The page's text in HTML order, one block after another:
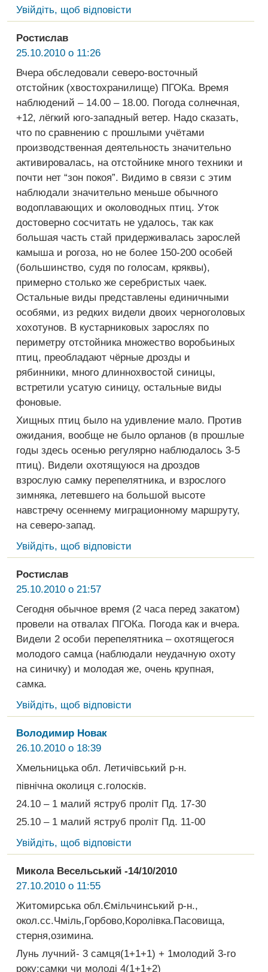
Увійдіть, щоб відповісти
Ростислав
25.10.2010 о 11:26
Вчера обследовали северо-восточный
отстойник (хвостохранилище) ПГОКа. Время
наблюдений – 14.00 – 18.00. Погода солнечная,
+12, лёгкий юго-западный ветер. Надо сказать,
что по сравнению с прошлыми учётами
производственная деятельность значительно
активировалась, на отстойнике много техники и
почти нет “зон покоя”. Видимо в связи с этим
наблюдали значительно меньше обычного
водоплавающих и околоводных птиц. Уток
достоверно сосчитать не удалось, так как
большая часть стай придерживалась зарослей
камыша и рогоза, но не более 150-200 особей
(большинство, судя по голосам, кряквы),
примерно столько же серебристых чаек.
Остальные виды представлены единичными
особями, из редких видели двоих черноголовых
хохотунов. В кустарниковых зарослях по
периметру отстойника множество воробьиных
птиц, преобладают чёрные дрозды и
рябинники, много длиннохвостой синицы,
встретили усатую синицу, остальные виды
фоновые.
Хищных птиц было на удивление мало. Против
ожидания, вообще не было орланов (в прошлые
годы здесь осенью регулярно наблюдалось 3-5
птиц). Видели охотящуюся на дроздов
взрослую самку перепелятника, и взрослого
зимняка, летевшего на большой высоте
навстречу осеннему миграционному маршруту,
на северо-запад.
Увійдіть, щоб відповісти
Ростислав
25.10.2010 о 21:57
Сегодня обычное время (2 часа перед закатом)
провели на отвалах ПГОКа. Погода как и вчера.
Видели 2 особи перепелятника – охотящегося
молодого самца (наблюдали неудачную охоту
на синичку) и молодая же, очень крупная,
самка.
Увійдіть, щоб відповісти
Володимир Новак
26.10.2010 о 18:39
Хмельницька обл. Летичівський р-н.
північна околиця с.голосків.
24.10 – 1 малий яструб проліт Пд. 17-30
25.10 – 1 малий яструб проліт Пд. 11-00
Увійдіть, щоб відповісти
Микола Весельський -14/10/2010
27.10.2010 о 11:55
Житомирська обл.Ємільчинський р-н.,
окол.сс.Чміль,Горбово,Королівка.Пасовища,
стерня,озимина.
Лунь лучний- 3 самця(1+1+1) + 1молодий 3-го
року;самки чи молоді 4(1+1+2)